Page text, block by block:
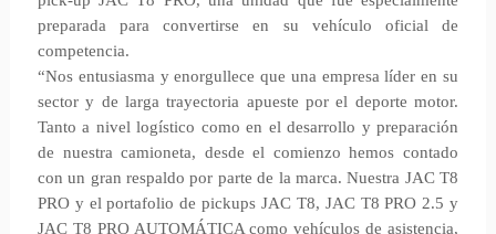
preparada para convertirse en su vehículo oficial de
competencia.
“Nos entusiasma y enorgullece que una empresa líder en su
sector y de larga trayectoria apueste por el deporte motor.
Tanto a nivel logístico como en el desarrollo y preparación
de nuestra camioneta, desde el comienzo hemos contado
con un gran respaldo por parte de la marca. Nuestra JAC T8
PRO y el portafolio de pickups JAC T8, JAC T8 PRO 2.5 y
JAC T8 PRO AUTOMÁTICA como vehículos de asistencia,